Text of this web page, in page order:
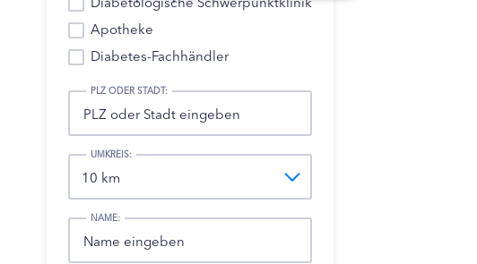
Apotheke
Diabetes-Fachhändler
PLZ ODER STADT:
UMKREIS:
NAME: